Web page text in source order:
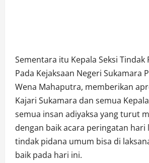
Sementara itu Kepala Seksi Tindak
Pada Kejaksaan Negeri Sukamara
Wena Mahaputra, memberikan
Kajari Sukamara dan semua
semua insan adiyaksa yang turut
dengan baik acara peringatan hari
tindak pidana umum bisa di
baik pada hari ini.